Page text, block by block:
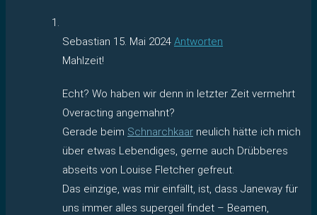
Sebastian 15. Mai 2024 Antworten
Mahlzeit!
Echt? Wo haben wir denn in letzter Zeit vermehrt
Overacting angemahnt?
Gerade beim Schnarchkaar neulich hätte ich mich
über etwas Lebendiges, gerne auch Drübberes
abseits von Louise Fletcher gefreut.
Das einzige, was mir einfällt, ist, dass Janeway für
uns immer alles supergeil findet – Beamen,